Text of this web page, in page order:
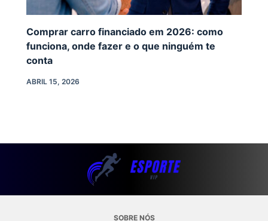
Comprar carro financiado em 2026: como
funciona, onde fazer e o que ninguém te
conta
ABRIL 15, 2026
SOBRE NÓS